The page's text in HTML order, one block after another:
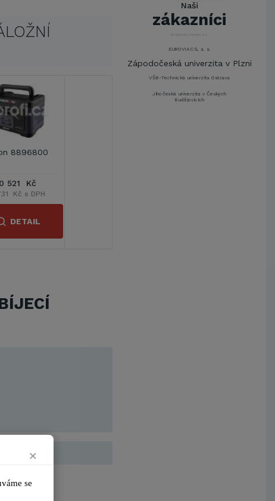
8896800
521 Kč
Kč s DPH
DETAIL
Naši
zákazníci
Brně,Správa kolejí a menz
Arcibiskupství pražské
Kostelecké uzeniny a.s.
EUROVIA CS, a. s.
Zápodočeská univerzita v Plzni
VŠB-Technická univerzita Ostrava
Jihočeská univerzita v Českých
Budějovicích
×
se